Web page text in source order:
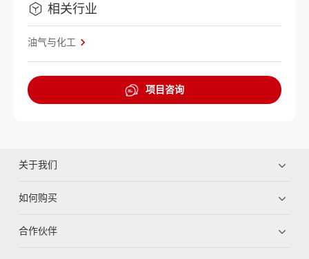
相关行业
油气与化工
项目咨询
关于我们
如何购买
合作伙伴